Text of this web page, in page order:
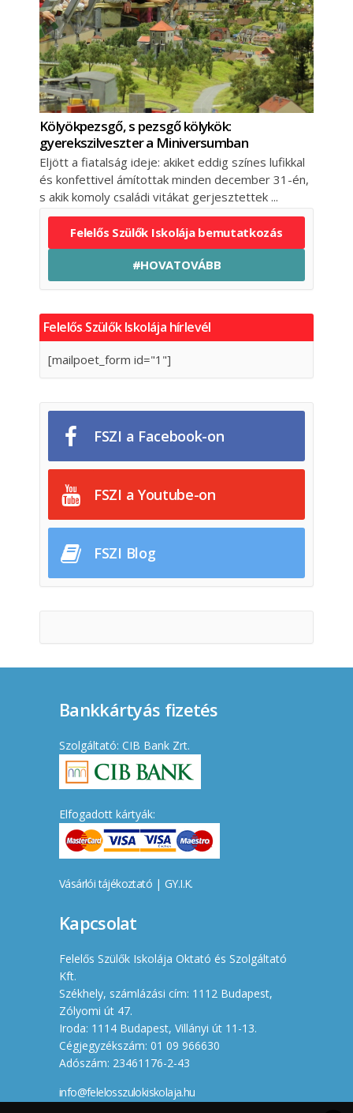
Kölyökpezsgő, s pezsgő kölykök:
gyerekszilveszter a Miniversumban
Eljött a fiatalság ideje: akiket eddig színes lufikkal
és konfettivel ámítottak minden december 31-én,
s akik komoly családi vitákat gerjesztettek
Felelős Szülők Iskolája bemutatkozás
#HOVATOVÁBB
Felelős Szülők Iskolája hírlevél
[mailpoet_form id="1"]
FSZI a Facebook-on
FSZI a Youtube-on
FSZI Blog
Bankkártyás fizetés
Szolgáltató: CIB Bank Zrt.
Elfogadott kártyák:
Vásárlói tájékoztató | GY.I.K.
Kapcsolat
Felelős Szülők Iskolája Oktató és Szolgáltató
Kft.
Székhely, számlázási cím: 1112 Budapest,
Zólyomi út 47.
Iroda: 1114 Budapest, Villányi út 11-13.
Cégjegyzékszám: 01 09 966630
Adószám: 23461176-2-43
info@felelosszulokiskolaja.hu